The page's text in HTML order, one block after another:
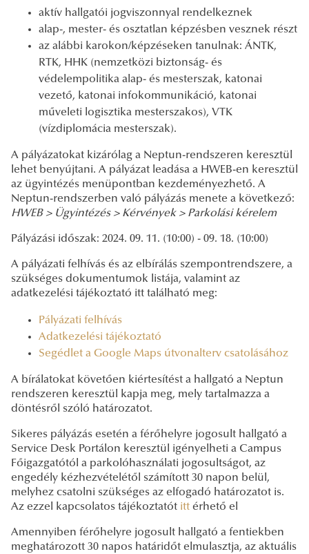
aktív hallgatói jogviszonnyal rendelkeznek
alap-, mester- és osztatlan képzésben vesznek részt
az alábbi karokon/képzéseken tanulnak: ÁNTK,
RTK, HHK (nemzetközi biztonság- és
védelempolitika alap- és mesterszak, katonai
vezető, katonai infokommunikáció, katonai
műveleti logisztika mesterszakos), VTK
(vízdiplomácia mesterszak).
A pályázatokat kizárólag a Neptun-rendszeren keresztül
lehet benyújtani. A pályázat leadása a HWEB-en keresztül
az ügyintézés menüpontban kezdeményezhető. A
Neptun-rendszerben való pályázás menete a következő:
HWEB > Ügyintézés > Kérvények > Parkolási kérelem
Pályázási időszak: 2024. 09. 11. (10:00) - 09. 18. (10:00)
A pályázati felhívás és az elbírálás szempontrendszere, a
szükséges dokumentumok listája, valamint az
adatkezelési tájékoztató itt található meg:
Pályázati felhívás
Adatkezelési tájékoztató
Segédlet a Google Maps útvonalterv csatolásához
A bírálatokat követően kiértesítést a hallgató a Neptun
rendszeren keresztül kapja meg, mely tartalmazza a
döntésről szóló határozatot.
Sikeres pályázás esetén a férőhelyre jogosult hallgató a
Service Desk Portálon keresztül igényelheti a Campus
Főigazgatótól a parkolóhasználati jogosultságot, az
engedély kézhezvételétől számított 30 napon belül,
melyhez csatolni szükséges az elfogadó határozatot is.
Az ezzel kapcsolatos tájékoztatót itt érhető el
Amennyiben férőhelyre jogosult hallgató a fentiekben
meghatározott 30 napos határidőt elmulasztja, az aktuális